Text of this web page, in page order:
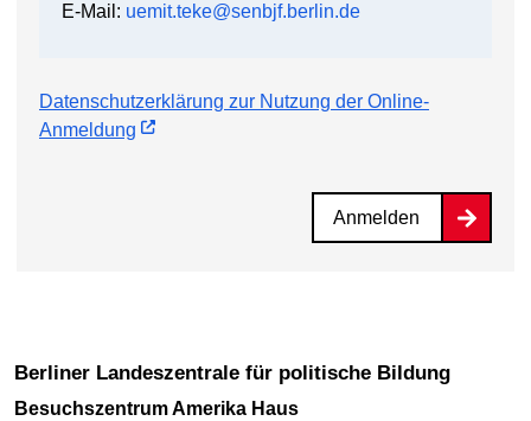
E-Mail: uemit.teke@senbjf.berlin.de
Datenschutzerklärung zur Nutzung der Online-
Anmeldung
Anmelden
Berliner Landeszentrale für politische Bildung
Besuchszentrum Amerika Haus